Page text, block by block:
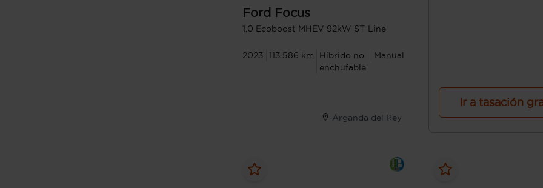
Ford Focus
1.0 Ecoboost MHEV 92kW ST-Line
2023 113.586 km
Híbrido no
enchufable
Manual
Arganda del Rey
Ir a tasación